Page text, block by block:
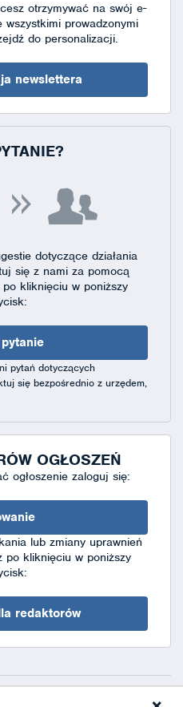
otrzymywać na swój e-
prowadzonymi
do personalizacji.
newslettera
dotyczące działania
się z nami za pomocą
kliknięciu w poniższy
pytań dotyczących
się bezpośrednio z urzędem,
OGŁOSZEŃ
ogłoszenie zaloguj się:
lub zmiany uprawnień
po kliknięciu w poniższy
redaktorów
XML